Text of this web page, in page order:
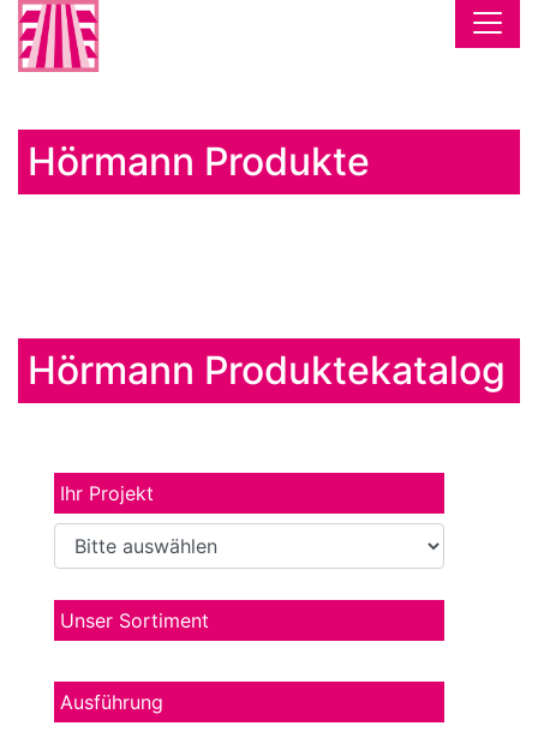
Hörmann Produkte
Hörmann Produktekatalog
Ihr Projekt
Unser Sortiment
Ausführung